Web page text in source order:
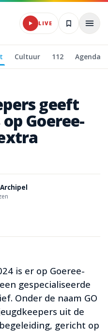
LIVE
Cultuur 112 Agenda
geeft
op Goeree-
is er op Goeree-
gespecialiseerde
Onder de naam GO
uit de
gericht op